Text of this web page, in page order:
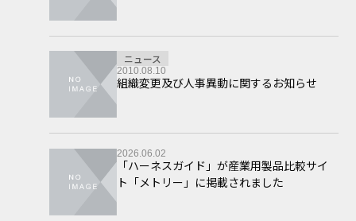
ニュース
2010.08.10
組織変更及び人事異動に関するお知らせ
2026.06.02
「ハーネスガイド」が産業用製品比較サイ
ト「メトリー」に掲載されました